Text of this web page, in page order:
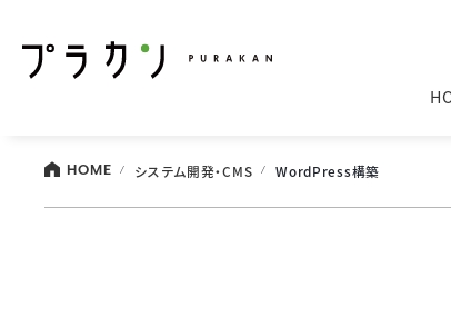
HOME システム開発・CMS WordPress構築